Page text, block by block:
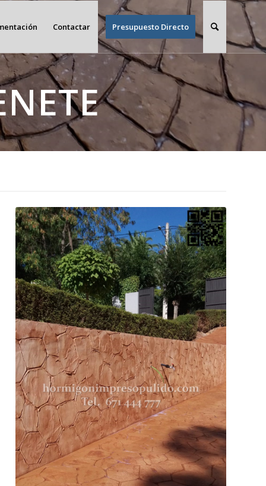
Contactar Presupuesto Directo